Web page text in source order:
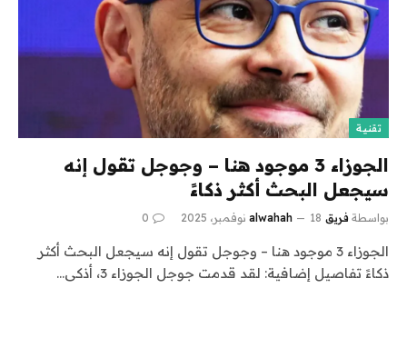
تقنية
الجوزاء 3 موجود هنا – وجوجل تقول إنه
سيجعل البحث أكثر ذكاءً
بواسطة فريق alwahah 18 نوفمبر، 2025 0
الجوزاء 3 موجود هنا – وجوجل تقول إنه سيجعل البحث أكثر
ذكاءً تفاصيل إضافية: لقد قدمت جوجل الجوزاء 3، أذكى…